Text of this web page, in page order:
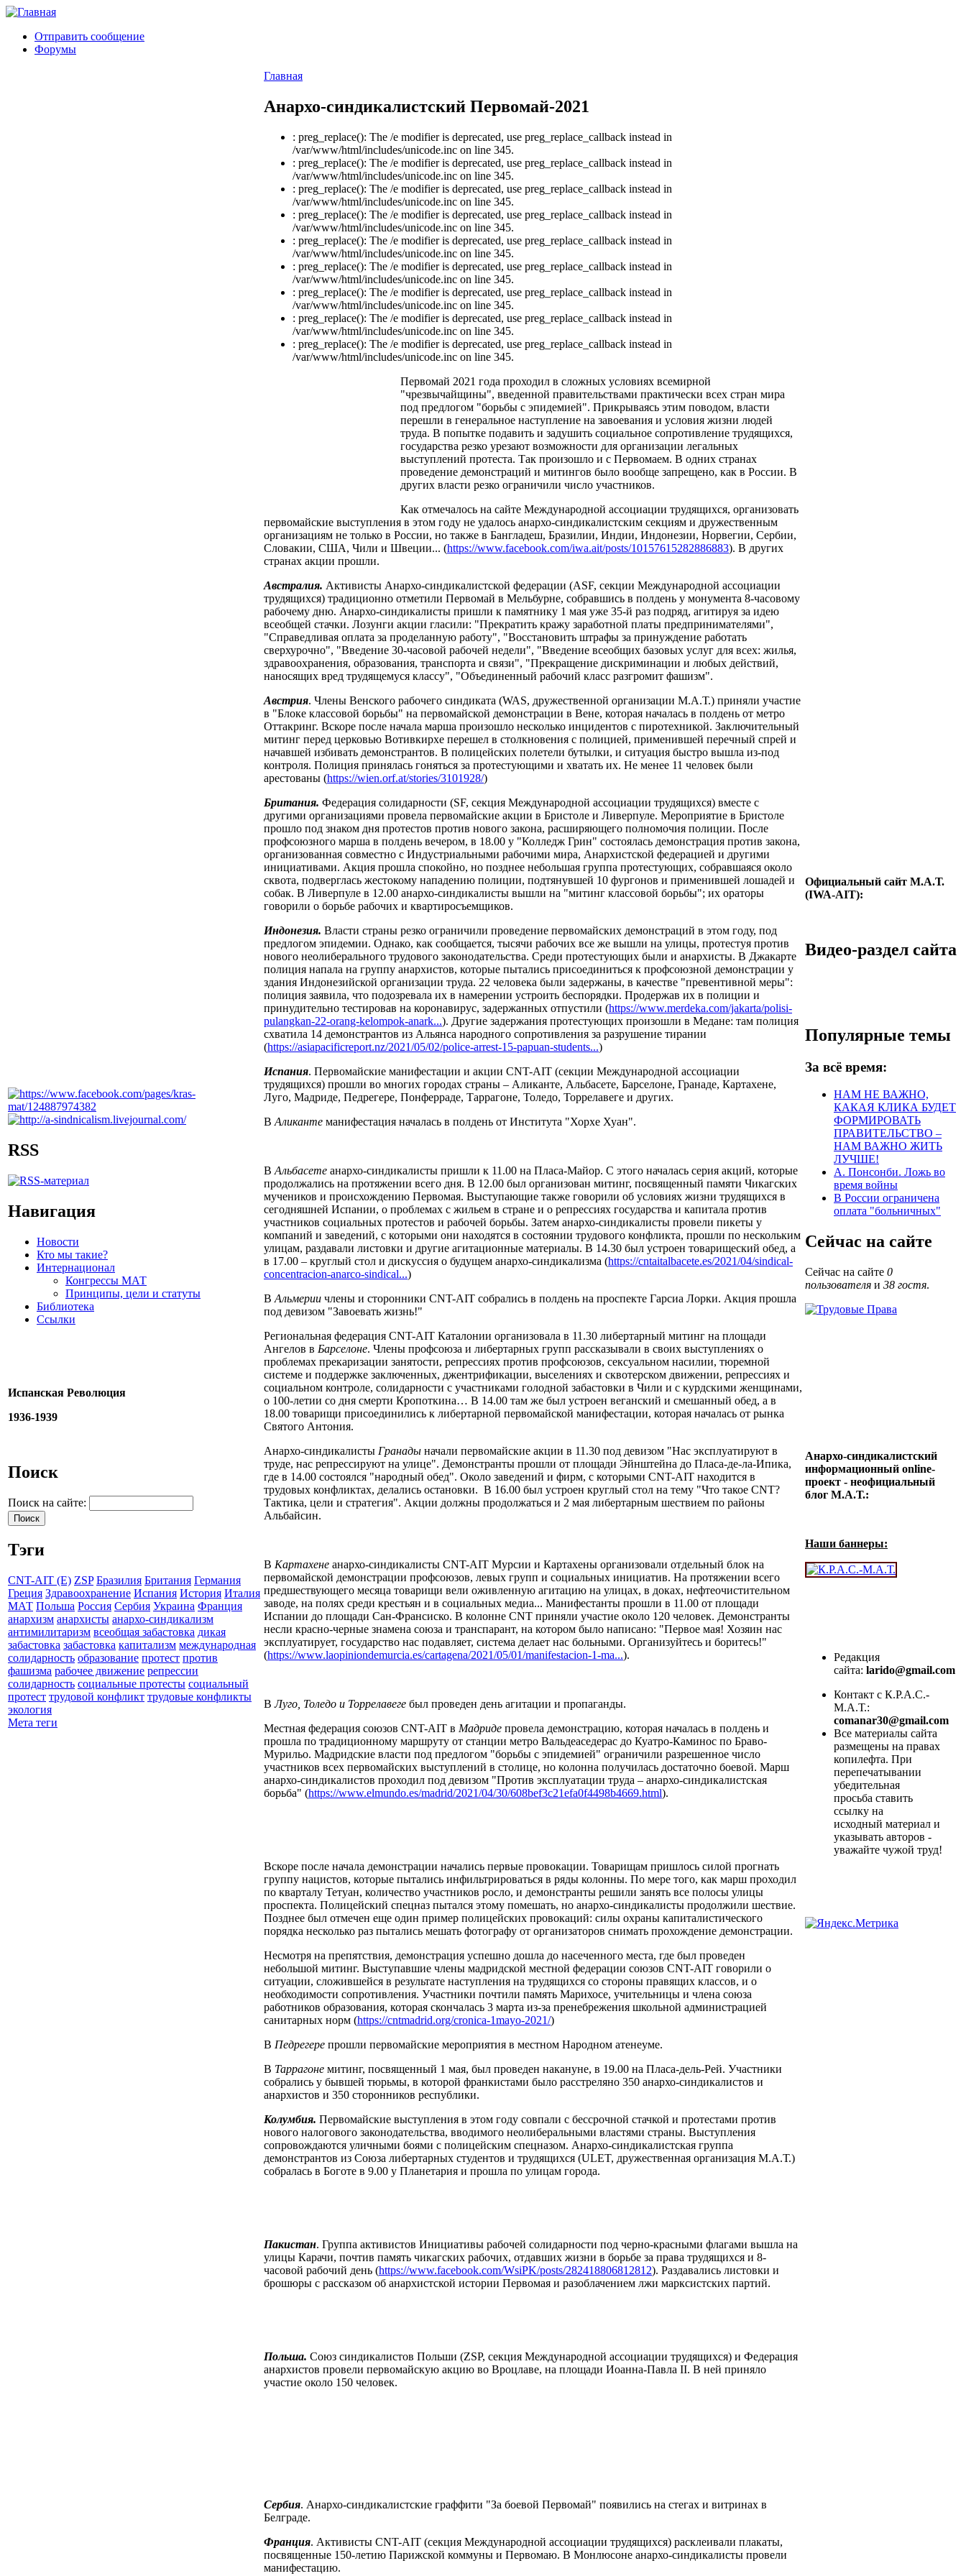
Отправить сообщение
Форумы
RSS
Навигация
Новости
Кто мы такие?
Интернационал
Конгрессы МАТ
Принципы, цели и статуты
Библиотека
Ссылки
Испанская Революция
1936-1939
Поиск
Поиск на сайте:
Тэги
CNT-AIT (E) ZSP Бразилия Британия Германия
Греция Здравоохранение Испания История Италия
МАТ Польша Россия Сербия Украина Франция
анархизм анархисты анархо-синдикализм
антимилитаризм всеобщая забастовка дикая
забастовка забастовка капитализм международная
солидарность образование протест против
фашизма рабочее движение репрессии
солидарность социальные протесты социальный
протест трудовой конфликт трудовые конфликты
экология
Мета теги
Главная
Анархо-синдикалистский Первомай-2021
: preg_replace(): The /e modifier is deprecated, use preg_replace_callback instead in
/var/www/html/includes/unicode.inc on line 345.
: preg_replace(): The /e modifier is deprecated, use preg_replace_callback instead in
/var/www/html/includes/unicode.inc on line 345.
: preg_replace(): The /e modifier is deprecated, use preg_replace_callback instead in
/var/www/html/includes/unicode.inc on line 345.
: preg_replace(): The /e modifier is deprecated, use preg_replace_callback instead in
/var/www/html/includes/unicode.inc on line 345.
: preg_replace(): The /e modifier is deprecated, use preg_replace_callback instead in
/var/www/html/includes/unicode.inc on line 345.
: preg_replace(): The /e modifier is deprecated, use preg_replace_callback instead in
/var/www/html/includes/unicode.inc on line 345.
: preg_replace(): The /e modifier is deprecated, use preg_replace_callback instead in
/var/www/html/includes/unicode.inc on line 345.
: preg_replace(): The /e modifier is deprecated, use preg_replace_callback instead in
/var/www/html/includes/unicode.inc on line 345.
: preg_replace(): The /e modifier is deprecated, use preg_replace_callback instead in
/var/www/html/includes/unicode.inc on line 345.
Первомай 2021 года проходил в сложных условиях всемирной
"чрезвычайщины", введенной правительствами практически всех стран мира
под предлогом "борьбы с эпидемией". Прикрываясь этим поводом, власти
перешли в генеральное наступление на завоевания и условия жизни людей
труда. В попытке подавить и задушить социальное сопротивление трудящихся,
государства резко урезают возможности для организации легальных
выступлений протеста. Так произошло и с Первомаем. В одних странах
проведение демонстраций и митингов было вообще запрещено, как в России. В
других власти резко ограничили число участников.
Как отмечалось на сайте Международной ассоциации трудящихся, организовать
первомайские выступления в этом году не удалось анархо-синдикалистским секциям и дружественным
организациям не только в России, но также в Бангладеш, Бразилии, Индии, Индонезии, Норвегии, Сербии,
Словакии, США, Чили и Швеции... (https://www.facebook.com/iwa.ait/posts/10157615282886883). В других
странах акции прошли.
Австралия. Активисты Анархо-синдикалистской федерации (ASF, секции Международной ассоциации
трудящихся) традиционно отметили Первомай в Мельбурне, собравшись в полдень у монумента 8-часовому
рабочему дню. Анархо-синдикалисты пришли к памятнику 1 мая уже 35-й раз подряд, агитируя за идею
всеобщей стачки. Лозунги акции гласили: "Прекратить кражу заработной платы предпринимателями",
"Справедливая оплата за проделанную работу", "Восстановить штрафы за принуждение работать
сверхурочно", "Введение 30-часовой рабочей недели", "Введение всеобщих базовых услуг для всех: жилья,
здравоохранения, образования, транспорта и связи", "Прекращение дискриминации и любых действий,
наносящих вред трудящемуся классу", "Объединенный рабочий класс разгромит фашизм".
Австрия. Члены Венского рабочего синдиката (WAS, дружественной организации М.А.Т.) приняли участие
в "Блоке классовой борьбы" на первомайской демонстрации в Вене, которая началась в полдень от метро
Оттакринг. Вскоре после начала марша произошло несколько инцидентов с пиротехникой. Заключительный
митинг перед церковью Вотивкирхе перешел в столкновения с полицией, применившей перечный спрей и
начавшей избивать демонстрантов. В полицейских полетели бутылки, и ситуация быстро вышла из-под
контроля. Полиция принялась гоняться за протестующими и хватать их. Не менее 11 человек были
арестованы (https://wien.orf.at/stories/3101928/)
Британия. Федерация солидарности (SF, секция Международной ассоциации трудящихся) вместе с
другими организациями провела первомайские акции в Бристоле и Ливерпуле. Мероприятие в Бристоле
прошло под знаком дня протестов против нового закона, расширяющего полномочия полиции. После
профсоюзного марша в полдень вечером, в 18.00 у "Колледж Грин" состоялась демонстрация против закона,
организованная совместно с Индустриальными рабочими мира, Анархистской федерацией и другими
инициативами. Акция прошла спокойно, но позднее небольшая группа протестующих, собравшаяся около
сквота, подверглась жестокому нападению полиции, подтянувшей 10 фургонов и применившей лошадей и
собак. В Ливерпуле в 12.00 анархо-синдикалисты вышли на "митинг классовой борьбы"; их ораторы
говорили о борьбе рабочих и квартиросъемщиков.
Индонезия. Власти страны резко ограничили проведение первомайских демонстраций в этом году, под
предлогом эпидемии. Однако, как сообщается, тысячи рабочих все же вышли на улицы, протестуя против
нового неолиберального трудового законодательства. Среди протестующих были и анархисты. В Джакарте
полиция напала на группу анархистов, которые пытались присоединиться к профсоюзной демонстрации у
здания Индонезийской организации труда. 22 человека были задержаны, в качестве "превентивной меры":
полиция заявила, что подозревала их в намерении устроить беспорядки. Продержав их в полиции и
принудительно тестировав на коронавирус, задержанных отпустили (https://www.merdeka.com/jakarta/polisi-
pulangkan-22-orang-kelompok-anark...). Другие задержания протестующих произошли в Медане: там полиция
схватила 14 демонстрантов из Альянса народного сопротивления за разрушение тирании
(https://asiapacificreport.nz/2021/05/02/police-arrest-15-papuan-students...)
Испания. Первомайские манифестации и акции CNT-AIT (секции Международной ассоциации
трудящихся) прошли во многих городах страны – Аликанте, Альбасете, Барселоне, Гранаде, Картахене,
Луго, Мадриде, Педрегере, Понферраде, Таррагоне, Толедо, Торрелавеге и других.
В Аликанте манифестация началась в полдень от Института "Хорхе Хуан".
В Альбасете анархо-синдикалисты пришли к 11.00 на Пласа-Майор. С этого началась серия акций, которые
продолжались на протяжении всего дня. В 12.00 был организован митинг, посвященный памяти Чикагских
мучеников и происхождению Первомая. Выступающие также говорили об условиях жизни трудящихся в
сегодняшней Испании, о проблемах с жильем в стране и о репрессиях государства и капитала против
участников социальных протестов и рабочей борьбы. Затем анархо-синдикалисты провели пикеты у
компаний и заведений, с которыми они находятся в состоянии трудового конфликта, прошли по нескольким
улицам, раздавали листовки и другие агитационные материалы. В 14.30 был устроен товарищеский обед, а
в 17.00 – круглый стол и дискуссия о будущем анархо-синдикализма (https://cntaitalbacete.es/2021/04/sindical-
concentracion-anarco-sindical...)
В Альмерии члены и сторонники CNT-AIT собрались в полдень на проспекте Гарсиа Лорки. Акция прошла
под девизом "Завоевать жизнь!"
Региональная федерация CNT-AIT Каталонии организовала в 11.30 либертарный митинг на площади
Ангелов в Барселоне. Члены профсоюза и либертарных групп рассказывали в своих выступлениях о
проблемах прекаризации занятости, репрессиях против профсоюзов, сексуальном насилии, тюремной
системе и поддержке заключенных, джентрификации, выселениях и сквотерском движении, репрессиях и
социальном контроле, солидарности с участниками голодной забастовки в Чили и с курдскими женщинами,
о 100-летии со дня смерти Кропоткина… В 14.00 там же был устроен веганский и смешанный обед, а в
18.00 товарищи присоединились к либертарной первомайской манифестации, которая началась от рынка
Святого Антония.
Анархо-синдикалисты Гранады начали первомайские акции в 11.30 под девизом "Нас эксплуатируют в
труде, нас репрессируют на улице". Демонстранты прошли от площади Эйнштейна до Пласа-де-ла-Ипика,
где в 14.00 состоялся "народный обед". Около заведений и фирм, с которыми CNT-AIT находится в
трудовых конфликтах, делались остановки. В 16.00 был устроен круглый стол на тему "Что такое CNT?
Тактика, цели и стратегия". Акции должны продолжаться и 2 мая либертарным шествием по районы
Альбайсин.
В Картахене анархо-синдикалисты CNT-AIT Мурсии и Картахены организовали отдельный блок на
первомайской демонстрации профсоюзов, левых групп и социальных инициатив. На протяжении всего
предшествующего месяца товарищи вели оживленную агитацию на улицах, в доках, нефтеочистительном
заводе, на полях среди крестьян и в социальных медиа... Манифестанты прошли в 11.00 от площади
Испании до площади Сан-Франсиско. В колонне CNT приняли участие около 120 человек. Демонстранты
несли красно-черные знамена союза и транспарант, на котором было написано: "Первое мая! Хозяин нас
эксплуатирует, государство нас подавляет, система делает нас больными. Организуйтесь и боритесь!"
(https://www.laopiniondemurcia.es/cartagena/2021/05/01/manifestacion-1-ma...).
ВЛуго, Толедо и Торрелавеге был проведен день агитации и пропаганды.
Местная федерация союзов CNT-AIT в Мадриде провела демонстрацию, которая началась в полдень и
прошла по традиционному маршруту от станции метро Вальдеаседерас до Куатро-Каминос по Браво-
Мурильо. Мадридские власти под предлогом "борьбы с эпидемией" ограничили разрешенное число
участников всех первомайских выступлений в столице, но колонна получилась достаточно боевой. Марш
анархо-синдикалистов проходил под девизом "Против эксплуатации труда – анархо-синдикалистская
борьба" (https://www.elmundo.es/madrid/2021/04/30/608bef3c21efa0f4498b4669.html).
Вскоре после начала демонстрации начались первые провокации. Товарищам пришлось силой прогнать
группу нацистов, которые пытались инфильтрироваться в ряды колонны. По мере того, как марш проходил
по кварталу Тетуан, количество участников росло, и демонстранты решили занять все полосы улицы
проспекта. Полицейский спецназ пытался этому помешать, но анархо-синдикалисты продолжили шествие.
Позднее был отмечен еще один пример полицейских провокаций: силы охраны капиталистического
порядка несколько раз пытались мешать фотографу от организаторов снимать прохождение демонстрации.
Несмотря на препятствия, демонстрация успешно дошла до насеченного места, где был проведен
небольшой митинг. Выступавшие члены мадридской местной федерации союзов CNT-AIT говорили о
ситуации, сложившейся в результате наступления на трудящихся со стороны правящих классов, и о
необходимости сопротивления. Участники почтили память Марихосе, учительницы и члена союза
работников образования, которая скончалась 3 марта из-за пренебрежения школьной администрацией
санитарных норм (https://cntmadrid.org/cronica-1mayo-2021/)
В Педрегере прошли первомайские мероприятия в местном Народном атенеуме.
В Таррагоне митинг, посвященный 1 мая, был проведен накануне, в 19.00 на Пласа-дель-Рей. Участники
собрались у бывшей тюрьмы, в которой франкистами было расстреляно 350 анархо-синдикалистов и
анархистов и 350 сторонников республики.
Колумбия. Первомайские выступления в этом году совпали с бессрочной стачкой и протестами против
нового налогового законодательства, вводимого неолиберальными властями страны. Выступления
сопровождаются уличными боями с полицейским спецназом. Анархо-синдикалистская группа
демонстрантов из Союза либертарных студентов и трудящихся (ULET, дружественная организация М.А.Т.)
собралась в Боготе в 9.00 у Планетария и прошла по улицам города.
Пакистан. Группа активистов Инициативы рабочей солидарности под черно-красными флагами вышла на
улицы Карачи, почтив память чикагских рабочих, отдавших жизни в борьбе за права трудящихся и 8-
часовой рабочий день (https://www.facebook.com/WsiPK/posts/282418806812812). Раздавались листовки и
брошюры с рассказом об анархистской истории Первомая и разоблачением лжи марксистских партий.
Польша. Союз синдикалистов Польши (ZSP, секция Международной ассоциации трудящихся) и Федерация
анархистов провели первомайскую акцию во Вроцлаве, на площади Иоанна-Павла II. В ней приняло
участие около 150 человек.
Сербия. Анархо-синдикалистские граффити "За боевой Первомай" появились на стегах и витринах в
Белграде.
Франция. Активисты CNT-AIT (секция Международной ассоциации трудящихся) расклеивали плакаты,
посвященные 150-летию Парижской коммуны и Первомаю. В Монлюсоне анархо-синдикалисты провели
манифестацию.
Официальный сайт М.А.Т.
(IWA-AIT):
Видео-раздел сайта
Популярные темы
За всё время:
НАМ НЕ ВАЖНО,
КАКАЯ КЛИКА БУДЕТ
ФОРМИРОВАТЬ
ПРАВИТЕЛЬСТВО –
НАМ ВАЖНО ЖИТЬ
ЛУЧШЕ!
А. Понсонби. Ложь во
время войны
В России ограничена
оплата "больничных"
Сейчас на сайте
Сейчас на сайте 0
пользователя и 38 гостя.
Анархо-синдикалистский
информационный online-
проект - неофициальный
блог М.А.Т.:
Наши баннеры:
Редакция
сайта: larido@gmail.com
Контакт с К.Р.А.С.-
М.А.Т.:
comanar30@gmail.com
Все материалы сайта
размещены на правах
копилефта. При
перепечатывании
убедительная
просьба ставить
ссылку на
исходный материал и
указывать авторов -
уважайте чужой труд!